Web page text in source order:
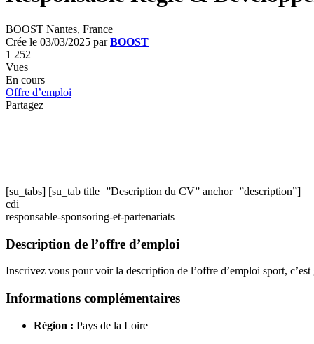
BOOST Nantes, France
Crée le 03/03/2025 parBOOST
1 252
Vues
En cours
Offre d’emploi
Partagez
[su_tabs] [su_tab title=”Description du CV” anchor=”description”]
cdi
responsable-sponsoring-et-partenariats
Description de l’offre d’emploi
Inscrivez vous pour voir la description de l’offre d’emploi sport, c’est
Informations complémentaires
Région : Pays de la Loire